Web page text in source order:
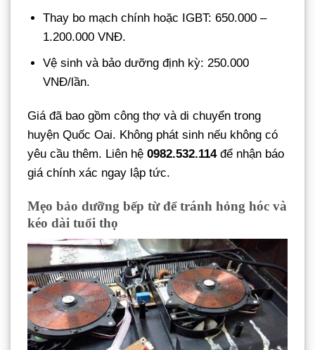
Thay bo mạch chính hoặc IGBT: 650.000 –
1.200.000 VNĐ.
Vệ sinh và bảo dưỡng định kỳ: 250.000
VNĐ/lần.
Giá đã bao gồm công thợ và di chuyển trong
huyện Quốc Oai. Không phát sinh nếu không có
yêu cầu thêm. Liên hệ 0982.532.114để nhận báo
giá chính xác ngay lập tức.
Mẹo bảo dưỡng bếp từ để tránh hỏng hóc và
kéo dài tuổi thọ